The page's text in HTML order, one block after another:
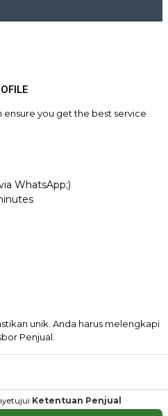
you get the best service
WhatsApp;)
unik. Anda harus melengkapi
Penjual.
Ketentuan Penjual